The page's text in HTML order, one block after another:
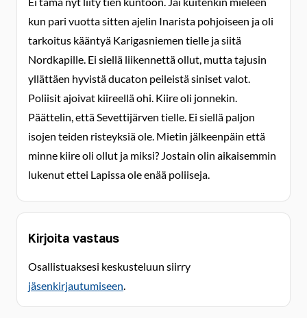
kun pari vuotta sitten ajelin Inarista pohjoiseen ja oli
tarkoitus kääntyä Karigasniemen tielle ja siitä
Nordkapille. Ei siellä liikennettä ollut, mutta tajusin
yllättäen hyvistä ducaton peileistä siniset valot.
Poliisit ajoivat kiireellä ohi. Kiire oli jonnekin.
Päättelin, että Sevettijärven tielle. Ei siellä paljon
isojen teiden risteyksiä ole. Mietin jälkeenpäin että
minne kiire oli ollut ja miksi? Jostain olin aikaisemmin
lukenut ettei Lapissa ole enää poliiseja.
Kirjoita vastaus
Osallistuaksesi keskusteluun siirry
jäsenkirjautumiseen.